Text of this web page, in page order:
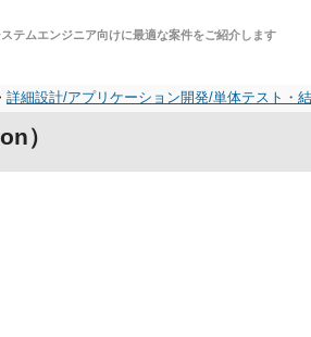
ステムエンジニア向けに最適な案件をご紹介します
詳細設計/アプリケーション開発/単体テスト・
）